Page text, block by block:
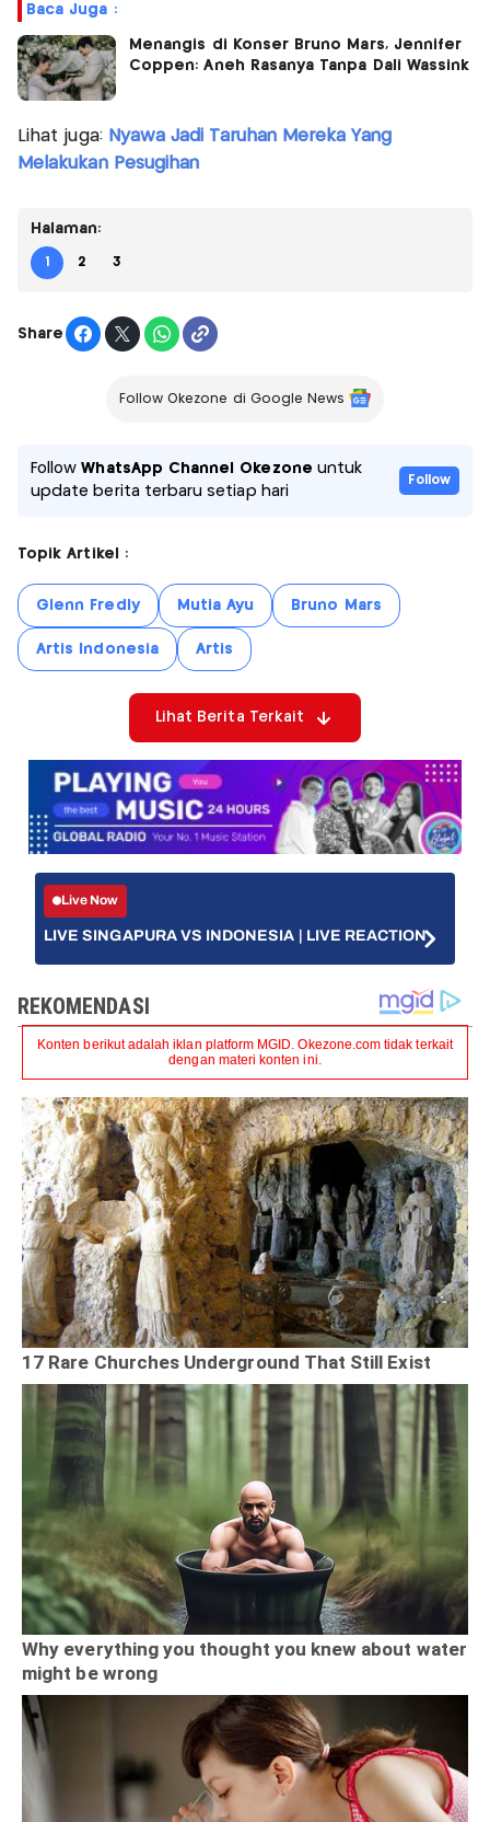
Baca Juga :
Menangis di Konser Bruno Mars, Jennifer
Coppen: Aneh Rasanya Tanpa Dali Wassink
Lihat juga: Nyawa Jadi Taruhan Mereka Yang
Melakukan Pesugihan
Halaman:
1 2 3
Share
Follow Okezone di Google News
FollowWhatsApp Channel Okezone untuk
update berita terbaru setiap hari
Follow
Topik Artikel :
Glenn Fredly Mutia Ayu Bruno Mars
Artis Indonesia Artis
Lihat Berita Terkait
Live Now
LIVE SINGAPURA VS INDONESIA | LIVE REACTION